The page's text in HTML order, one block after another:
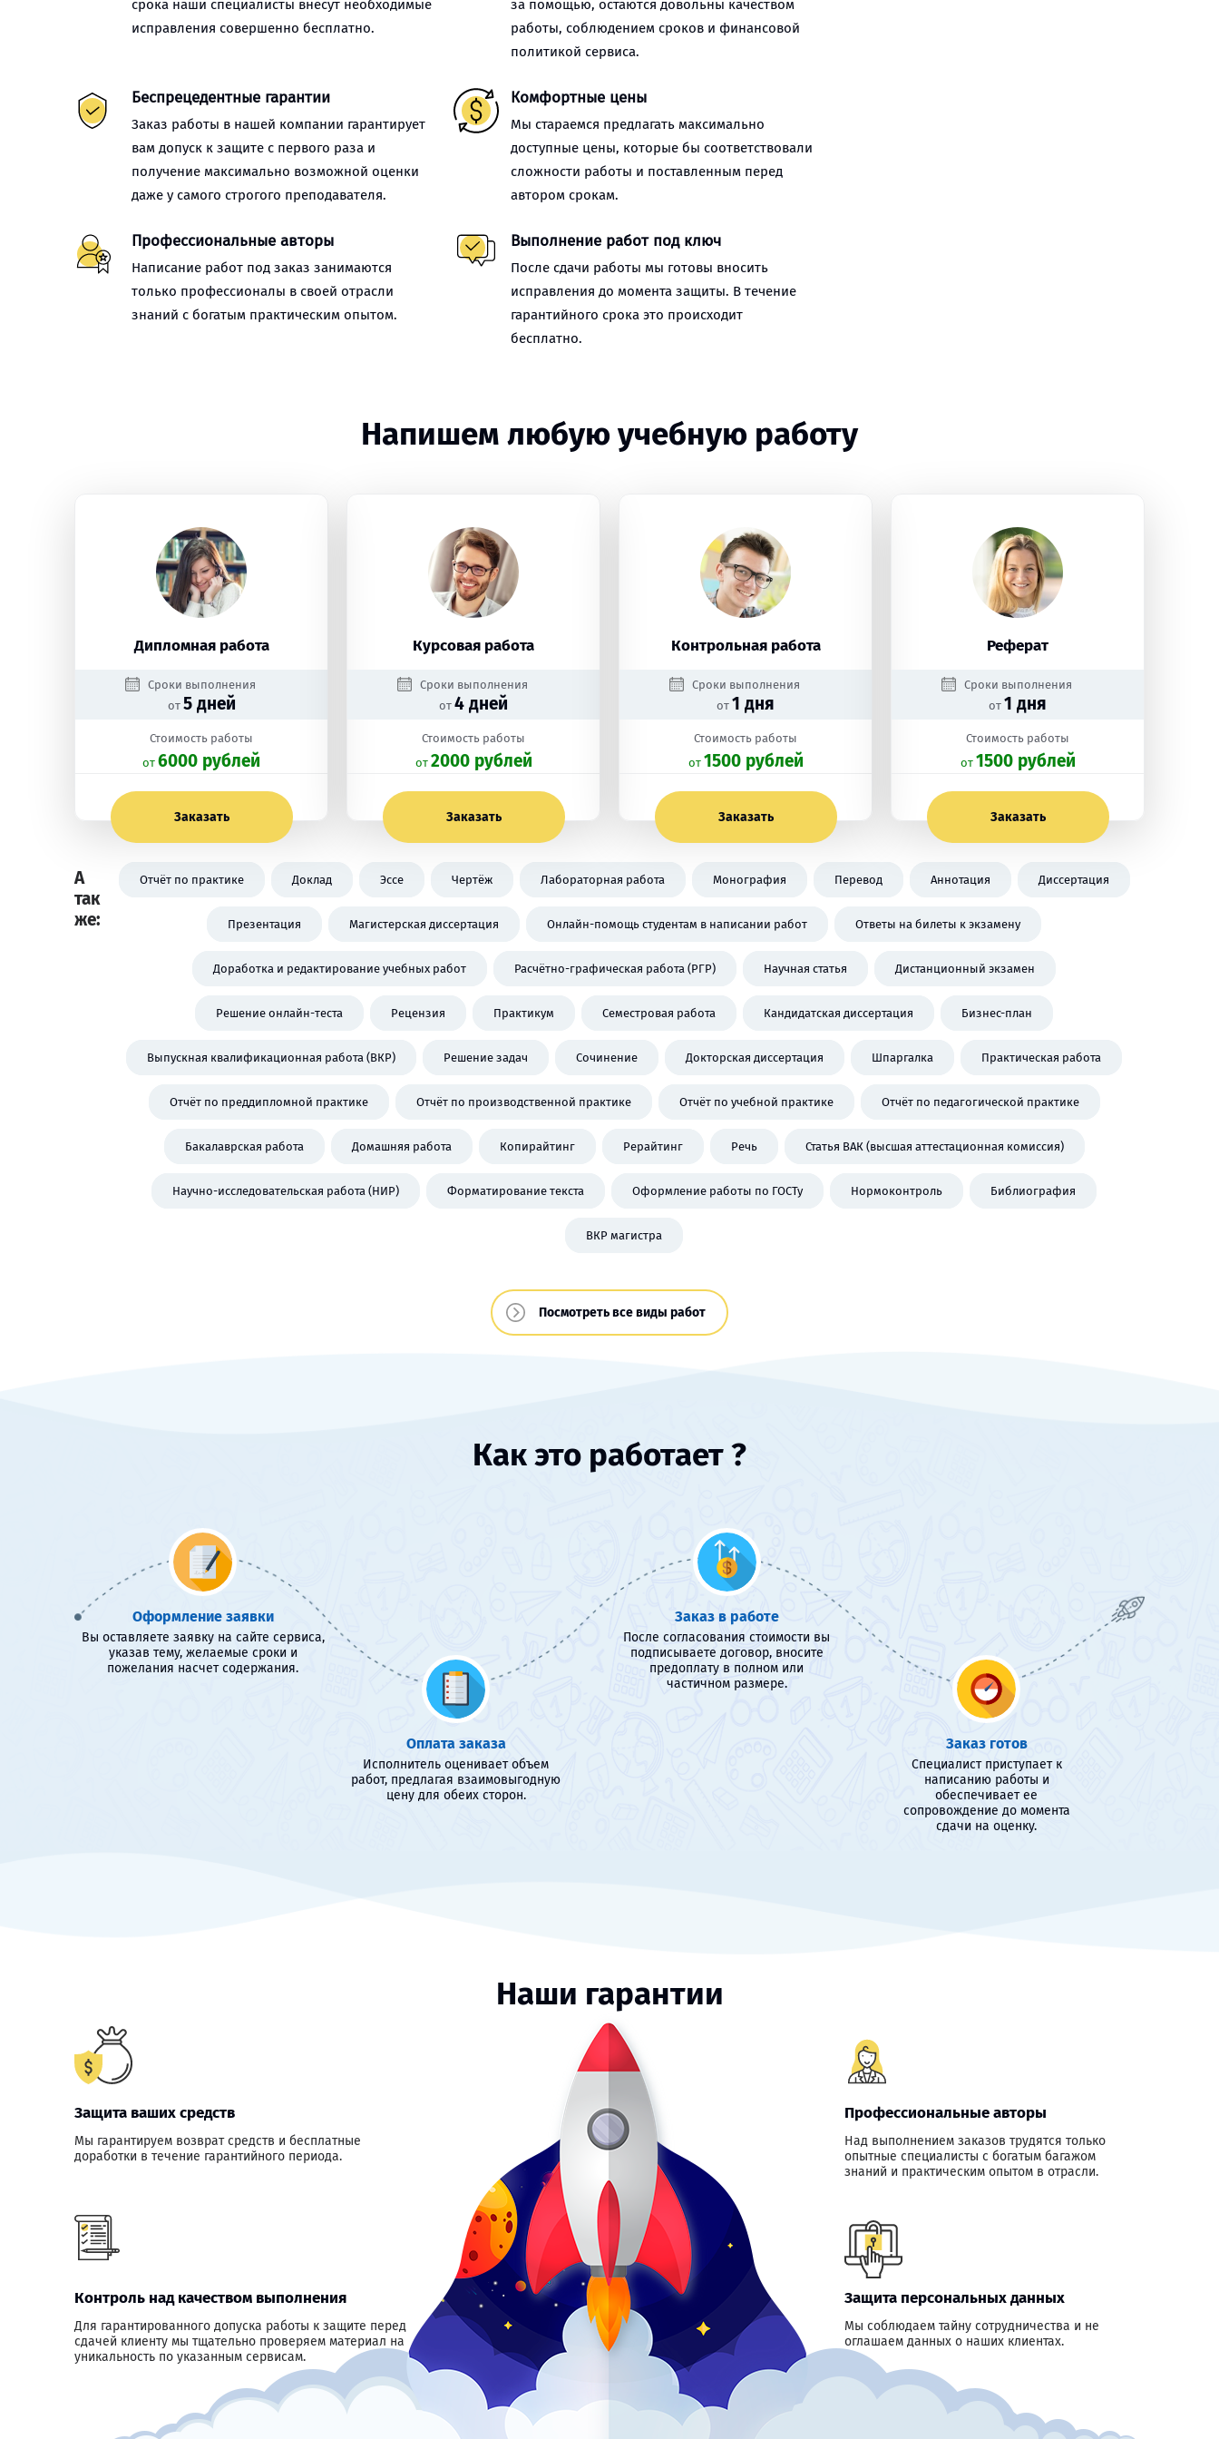
срока наши специалисты внесут необходимые
исправления совершенно бесплатно.
за помощью, остаются довольны качеством
работы, соблюдением сроков и финансовой
политикой сервиса.
Беспрецедентные гарантии
Заказ работы в нашей компании гарантирует
вам допуск к защите с первого раза и
получение максимально возможной оценки
даже у самого строгого преподавателя.
Комфортные цены
Мы стараемся предлагать максимально
доступные цены, которые бы соответствовали
сложности работы и поставленным перед
автором срокам.
Профессиональные авторы
Написание работ под заказ занимаются
только профессионалы в своей отрасли
знаний с богатым практическим опытом.
Выполнение работ под ключ
После сдачи работы мы готовы вносить
исправления до момента защиты. В течение
гарантийного срока это происходит
бесплатно.
Напишем любую учебную работу
Дипломная работа
Сроки выполнения
от 5 дней
Стоимость работы
oт 6000 рублей
Заказать
Курсовая работа
Сроки выполнения
от 4 дней
Стоимость работы
oт 2000 рублей
Заказать
Контрольная работа
Сроки выполнения
от 1 дня
Стоимость работы
oт 1500 рублей
Заказать
Реферат
Сроки выполнения
от 1 дня
Стоимость работы
oт 1500 рублей
Заказать
А
так
же:
Отчёт по практике Доклад Эссе Чертёж Лабораторная работа Монография Перевод Аннотация Диссертация
Презентация Магистерская диссертация Онлайн-помощь студентам в написании работ Ответы на билеты к экзамену
Доработка и редактирование учебных работ Расчётно-графическая работа (РГР) Научная статья Дистанционный экзамен
Решение онлайн-теста Рецензия Практикум Семестровая работа Кандидатская диссертация Бизнес-план
Выпускная квалификационная работа (ВКР) Решение задач Сочинение Докторская диссертация Шпаргалка Практическая работа
Отчёт по преддипломной практике Отчёт по производственной практике Отчёт по учебной практике Отчёт по педагогической практике
Бакалаврская работа Домашняя работа Копирайтинг Рерайтинг Речь Статья ВАК (высшая аттестационная комиссия)
Научно-исследовательская работа (НИР) Форматирование текста Оформление работы по ГОСТу Нормоконтроль Библиография
ВКР магистра
Посмотреть все виды работ
Как это работает ?
Оформление заявки
Вы оставляете заявку на сайте сервиса,
указав тему, желаемые сроки и
пожелания насчет содержания.
Оплата заказа
Исполнитель оценивает объем
работ, предлагая взаимовыгодную
цену для обеих сторон.
Заказ в работе
После согласования стоимости вы
подписываете договор, вносите
предоплату в полном или
частичном размере.
Заказ готов
Специалист приступает к
написанию работы и
обеспечивает ее
сопровождение до момента
сдачи на оценку.
Наши гарантии
Защита ваших средств
Мы гарантируем возврат средств и бесплатные
доработки в течение гарантийного периода.
Профессиональные авторы
Над выполнением заказов трудятся только
опытные специалисты с богатым багажом
знаний и практическим опытом в отрасли.
Контроль над качеством выполнения
Для гарантированного допуска работы к защите перед
сдачей клиенту мы тщательно проверяем материал на
уникальность по указанным сервисам.
Защита персональных данных
Мы соблюдаем тайну сотрудничества и не
оглашаем данных о наших клиентах.